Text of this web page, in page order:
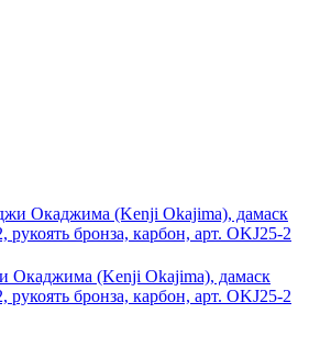
Окаджима (Kenji Okajima), дамаск
бронза, карбон, арт. OKJ25-2